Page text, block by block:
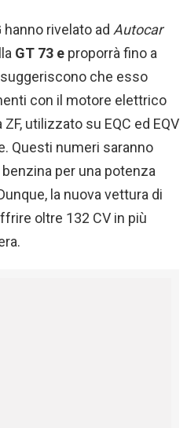
rivelato ad Autocar
GT 73 e proporrà fino a
che esso
con il motore elettrico
utilizzato su EQC ed EQV
Questi numeri saranno
per una potenza
la nuova vettura di
oltre 132 CV in più